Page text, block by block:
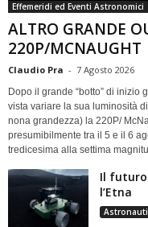
Effemeridi ed Eventi Astronomici
ALTRO GRANDE
220P/MCNAUGHT
Claudio Pra - 7 Agosto 2026
Dopo il grande “botto” di inizio
vista variare la sua luminosità
nona grandezza) la 220P/
presumibilmente tra il 5 e il 6
tredicesima alla settima
Il futuro
l’Etna